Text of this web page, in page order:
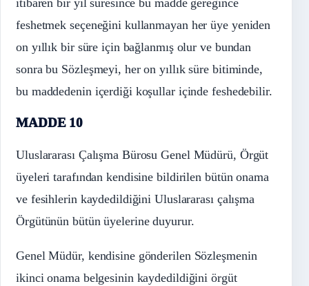
itibaren bir yıl süresince bu madde gereğince
feshetmek seçeneğini kullanmayan her üye yeniden
on yıllık bir süre için bağlanmış olur ve bundan
sonra bu Sözleşmeyi, her on yıllık süre bitiminde,
bu maddedenin içerdiği koşullar içinde feshedebilir.
MADDE 10
Uluslararası Çalışma Bürosu Genel Müdürü, Örgüt
üyeleri tarafından kendisine bildirilen bütün onama
ve fesihlerin kaydedildiğini Uluslararası çalışma
Örgütünün bütün üyelerine duyurur.
Genel Müdür, kendisine gönderilen Sözleşmenin
ikinci onama belgesinin kaydedildiğini örgüt